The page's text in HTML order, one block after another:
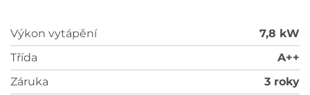
Výkon vytápění
7,8 kW
Třída
A++
Záruka
3 roky